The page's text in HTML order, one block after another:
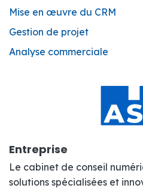
Mise en œuvre du CRM
Gestion de projet
Analyse commerciale
Entreprise
Le cabinet de conseil
solutions spécialisées et